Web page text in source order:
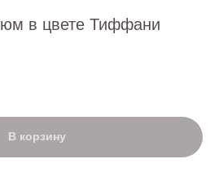
в цвете Тиффани
В корзину